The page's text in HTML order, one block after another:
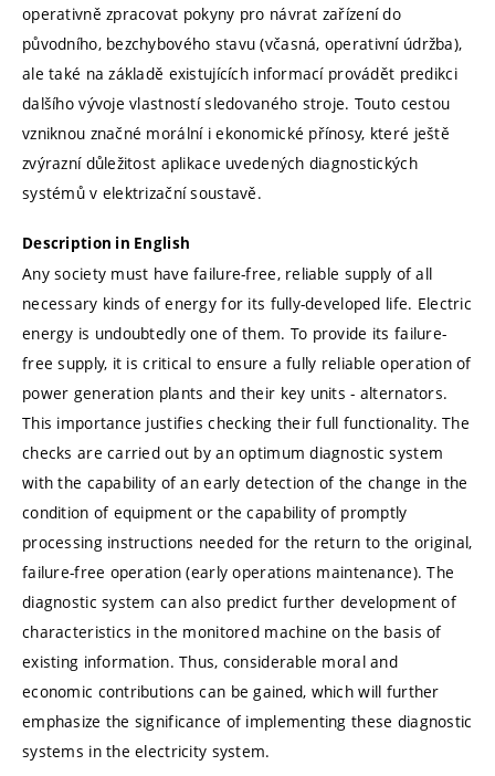
operativně zpracovat pokyny pro návrat zařízení do
původního, bezchybového stavu (včasná, operativní údržba),
ale také na základě existujících informací provádět predikci
dalšího vývoje vlastností sledovaného stroje. Touto cestou
vzniknou značné morální i ekonomické přínosy, které ještě
zvýrazní důležitost aplikace uvedených diagnostických
systémů v elektrizační soustavě.
Description in English
Any society must have failure-free, reliable supply of all
necessary kinds of energy for its fully-developed life. Electric
energy is undoubtedly one of them. To provide its failure-
free supply, it is critical to ensure a fully reliable operation of
power generation plants and their key units - alternators.
This importance justifies checking their full functionality. The
checks are carried out by an optimum diagnostic system
with the capability of an early detection of the change in the
condition of equipment or the capability of promptly
processing instructions needed for the return to the original,
failure-free operation (early operations maintenance). The
diagnostic system can also predict further development of
characteristics in the monitored machine on the basis of
existing information. Thus, considerable moral and
economic contributions can be gained, which will further
emphasize the significance of implementing these diagnostic
systems in the electricity system.